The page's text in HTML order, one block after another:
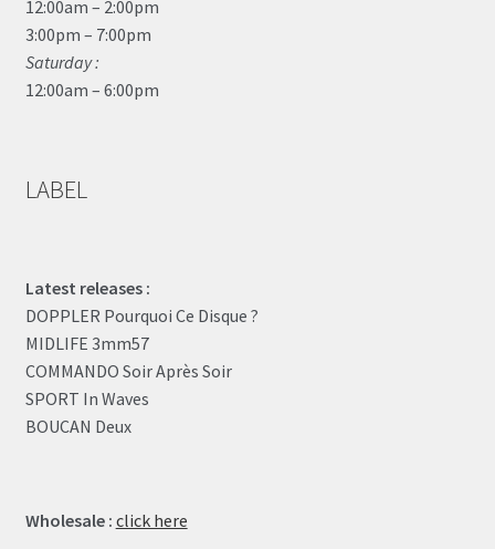
12:00am – 2:00pm
3:00pm – 7:00pm
Saturday :
12:00am – 6:00pm
LABEL
Latest releases :
DOPPLER Pourquoi Ce Disque ?
MIDLIFE 3mm57
COMMANDO Soir Après Soir
SPORT In Waves
BOUCAN Deux
Wholesale : click here